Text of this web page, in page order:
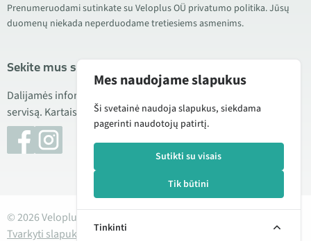
Prenumeruodami sutinkate su Veloplus OÜ privatumo politika. Jūsų
duomenų niekada neperduodame tretiesiems asmenims.
Sekite mus socialiniuose tinkluose
Dalijamės informacija apie geras kainas, naujus produktus ir
servisą. Kartais taip pat publikuojame produktų apžvalgas.
© 2026 Veloplus OÜ. Visos teisės saugomos
Tvarkyti slapukus
Mes naudojame slapukus
Ši svetainė naudoja slapukus, siekdama
pagerinti naudotojų patirtį.
Sutikti su visais
Tik būtini
Tinkinti